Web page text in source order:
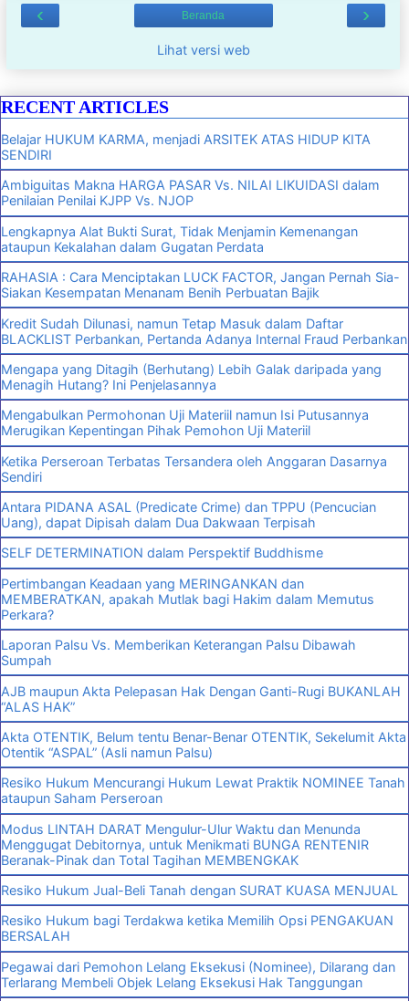
‹ ›
Beranda
Lihat versi web
RECENT ARTICLES
Belajar HUKUM KARMA, menjadi ARSITEK ATAS HIDUP KITA
SENDIRI
Ambiguitas Makna HARGA PASAR Vs. NILAI LIKUIDASI dalam
Penilaian Penilai KJPP Vs. NJOP
Lengkapnya Alat Bukti Surat, Tidak Menjamin Kemenangan
ataupun Kekalahan dalam Gugatan Perdata
RAHASIA : Cara Menciptakan LUCK FACTOR, Jangan Pernah Sia-
Siakan Kesempatan Menanam Benih Perbuatan Bajik
Kredit Sudah Dilunasi, namun Tetap Masuk dalam Daftar
BLACKLIST Perbankan, Pertanda Adanya Internal Fraud Perbankan
Mengapa yang Ditagih (Berhutang) Lebih Galak daripada yang
Menagih Hutang? Ini Penjelasannya
Mengabulkan Permohonan Uji Materiil namun Isi Putusannya
Merugikan Kepentingan Pihak Pemohon Uji Materiil
Ketika Perseroan Terbatas Tersandera oleh Anggaran Dasarnya
Sendiri
Antara PIDANA ASAL (Predicate Crime) dan TPPU (Pencucian
Uang), dapat Dipisah dalam Dua Dakwaan Terpisah
SELF DETERMINATION dalam Perspektif Buddhisme
Pertimbangan Keadaan yang MERINGANKAN dan
MEMBERATKAN, apakah Mutlak bagi Hakim dalam Memutus
Perkara?
Laporan Palsu Vs. Memberikan Keterangan Palsu Dibawah
Sumpah
AJB maupun Akta Pelepasan Hak Dengan Ganti-Rugi BUKANLAH
“ALAS HAK”
Akta OTENTIK, Belum tentu Benar-Benar OTENTIK, Sekelumit Akta
Otentik “ASPAL” (Asli namun Palsu)
Resiko Hukum Mencurangi Hukum Lewat Praktik NOMINEE Tanah
ataupun Saham Perseroan
Modus LINTAH DARAT Mengulur-Ulur Waktu dan Menunda
Menggugat Debitornya, untuk Menikmati BUNGA RENTENIR
Beranak-Pinak dan Total Tagihan MEMBENGKAK
Resiko Hukum Jual-Beli Tanah dengan SURAT KUASA MENJUAL
Resiko Hukum bagi Terdakwa ketika Memilih Opsi PENGAKUAN
BERSALAH
Pegawai dari Pemohon Lelang Eksekusi (Nominee), Dilarang dan
Terlarang Membeli Objek Lelang Eksekusi Hak Tanggungan